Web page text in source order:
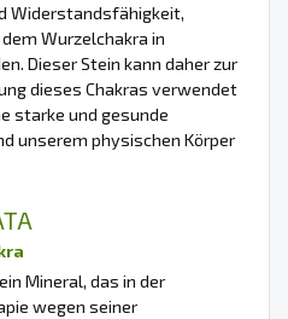
Widerstandsfähigkeit,
Wurzelchakra in
Dieser Stein kann daher zur
dieses Chakras verwendet
starke und gesunde
unserem physischen Körper
Mineral, das in der
wegen seiner